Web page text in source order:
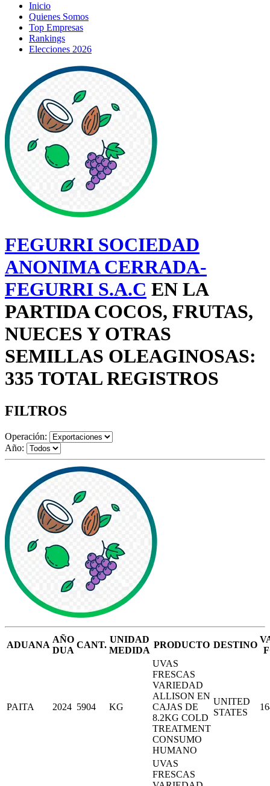
Inicio
Quienes Somos
Top Empresas
Rankings
Elecciones 2026
FEGURRI SOCIEDAD
ANONIMA CERRADA-
FEGURRI S.A.C EN LA
PARTIDA COCOS, FRUTAS,
NUECES Y OTRAS
SEMILLAS OLEAGINOSAS:
335 TOTAL REGISTROS
FILTROS
Operación:
Año:
ADUANA
AÑO
DUA
CANT.
UNIDAD
MEDIDA
PRODUCTO DESTINO
PAITA 2024 5904 KG
UVAS
FRESCAS
VARIEDAD
ALLISON EN
CAJAS DE
8.2KG COLD
TREATMENT
CONSUMO
HUMANO
UNITED
STATES
UVAS
FRESCAS